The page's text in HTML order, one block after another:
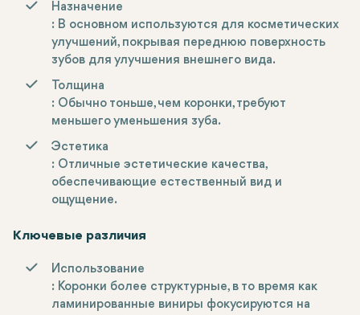
Назначение
: В основном используются для косметических
улучшений, покрывая переднюю поверхность
зубов для улучшения внешнего вида.
Толщина
: Обычно тоньше, чем коронки, требуют
меньшего уменьшения зуба.
Эстетика
: Отличные эстетические качества,
обеспечивающие естественный вид и
ощущение.
Ключевые различия
Использование
: Коронки более структурные, в то время как
ламинированные виниры фокусируются на